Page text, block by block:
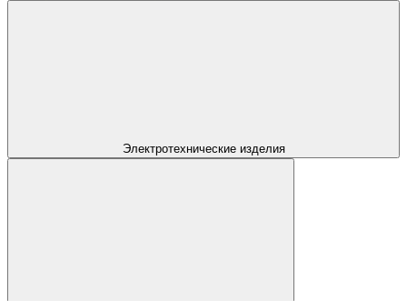
Электротехнические изделия